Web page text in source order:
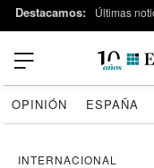
Destacamos: Últimas
OPINIÓN ESPAÑA
INTERNACIONAL